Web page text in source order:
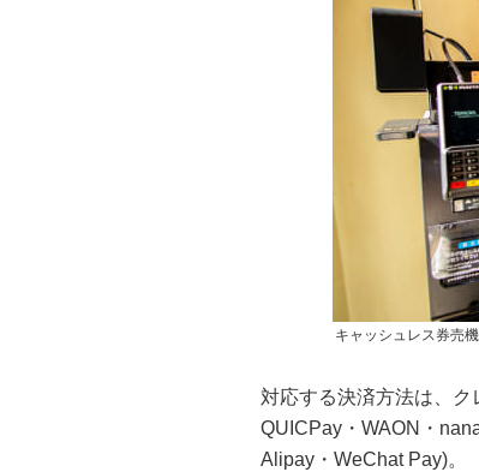
キャッシュレス券売機
対応する決済方法は、
QUICPay・WAON・
Alipay・WeChat Pay)。